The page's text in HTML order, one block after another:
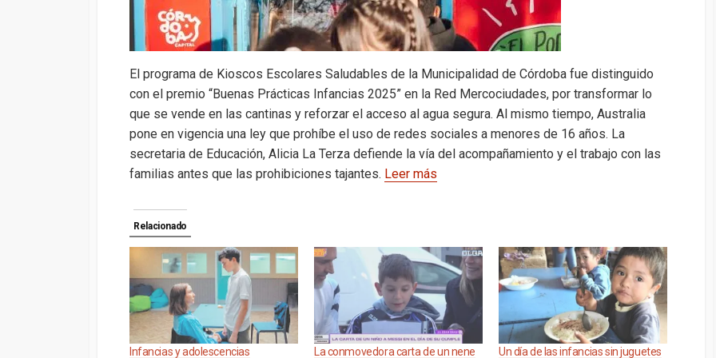
El programa de Kioscos Escolares Saludables de la Municipalidad de Córdoba fue distinguido
con el premio “Buenas Prácticas Infancias 2025” en la Red Mercociudades, por transformar lo
que se vende en las cantinas y reforzar el acceso al agua segura. Al mismo tiempo, Australia
pone en vigencia una ley que prohíbe el uso de redes sociales a menores de 16 años. La
secretaria de Educación, Alicia La Terza defiende la vía del acompañamiento y el trabajo con las
familias antes que las prohibiciones tajantes. Leer más
Relacionado
Infancias y adolescencias
La conmovedora carta de un nene
Un día de las infancias sin juguetes